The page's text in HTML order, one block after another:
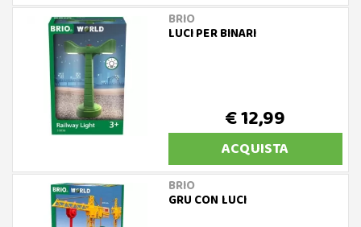
BRIO
LUCI PER BINARI
€ 12,99
ACQUISTA
BRIO
GRU CON LUCI